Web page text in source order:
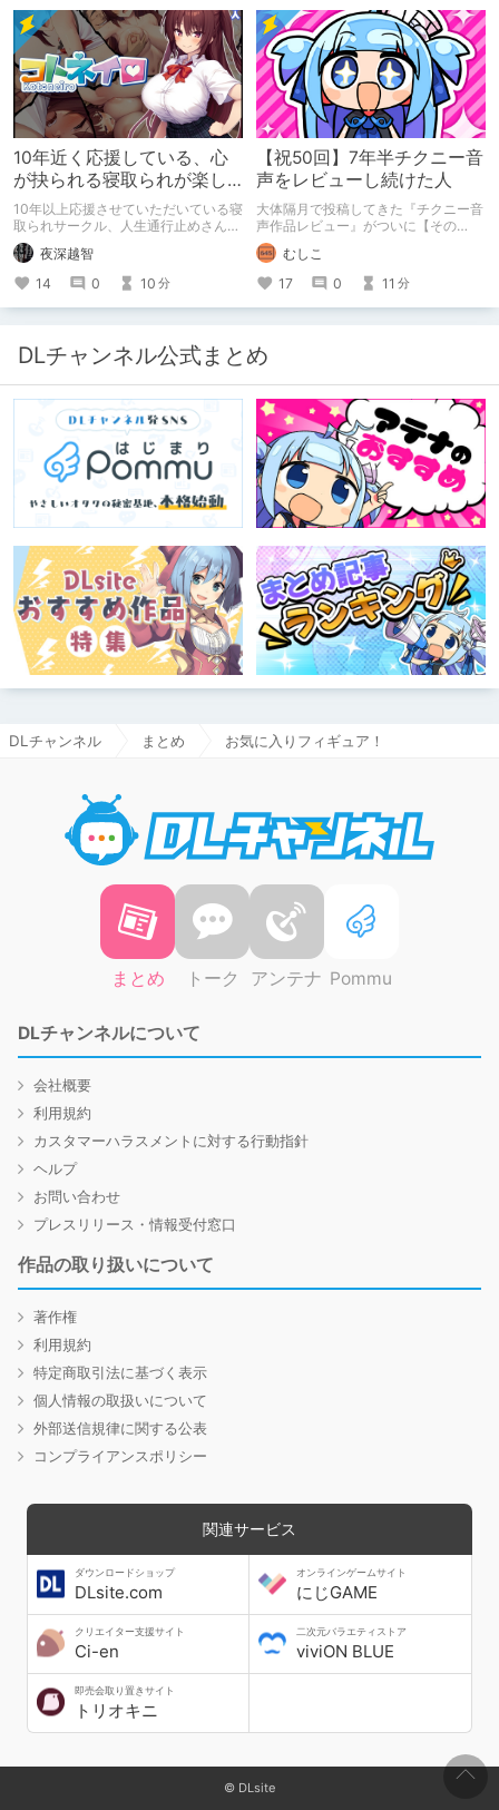
10年近く応援している、心
が抉られる寝取られが楽し
めるサークル
10年以上応援させていただいている寝
取られサークル、人生通行止めさんの
新作がとても良かったので、新作を中
心に、このサークルのゲームを紹介し
たくて、記事を書かせていただく。
キミノオモイからずっと好きな熱心な
ファンとしての記事にどうか、お付き
微修正）
夜深越智
14
0 10 分
【祝50回】7年半チクニー音
声をレビューし続けた人
大体隔月で投稿してきた『チクニー音
声作品レビュー』がついに【その
50】を迎えました！ 約7年半チクニー
し続け、おシコり報告をしてきただけ
ですけど記念は記念。 皆様への感謝
を伝えたり、これまでの投稿を振り返
ります。
むしこ
17
0 11 分
DLチャンネル公式まとめ
DLチャンネル まとめ お気に入りフィギュア！
まとめ トーク アンテナ Pommu
DLチャンネルについて
会社概要
利用規約
カスタマーハラスメントに対する行動指針
ヘルプ
お問い合わせ
プレスリリース・情報受付窓口
作品の取り扱いについて
著作権
利用規約
特定商取引法に基づく表示
個人情報の取扱いについて
外部送信規律に関する公表
コンプライアンスポリシー
関連サービス
ダウンロードショップ
DLsite.com
オンラインゲームサイト
にじGAME
クリエイター支援サイト
Ci-en
二次元バラエティストア
viviON BLUE
即売会取り置きサイト
トリオキニ
© DLsite